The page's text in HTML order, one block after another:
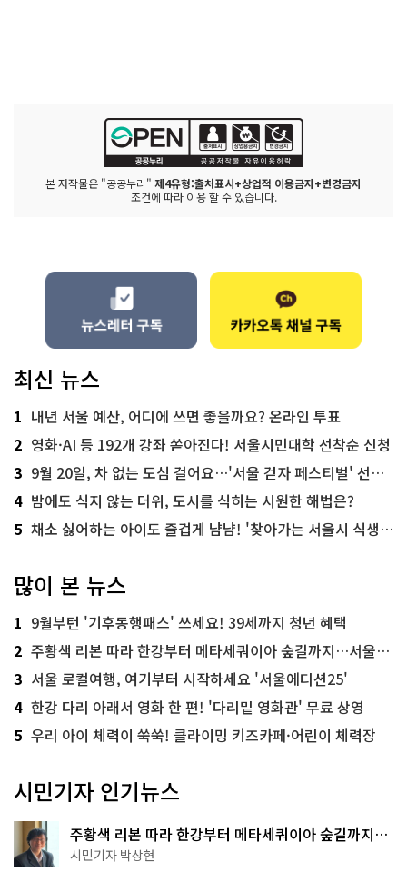
본 저작물은 "공공누리" 제4유형:출처표시+상업적 이용금지+변경금지
조건에 따라 이용 할 수 있습니다.
최신 뉴스
1 내년 서울 예산, 어디에 쓰면 좋을까요? 온라인 투표
2 영화·AI 등 192개 강좌 쏟아진다! 서울시민대학 선착순 신청
3 9월 20일, 차 없는 도심 걸어요…'서울 걷자 페스티벌' 선착순 5천명
4 밤에도 식지 않는 더위, 도시를 식히는 시원한 해법은?
5 채소 싫어하는 아이도 즐겁게 냠냠! '찾아가는 서울시 식생활 교육' 현장
많이 본 뉴스
1 9월부턴 '기후동행패스' 쓰세요! 39세까지 청년 혜택
2 주황색 리본 따라 한강부터 메타세쿼이아 숲길까지…서울둘레길 15코스
3 서울 로컬여행, 여기부터 시작하세요 '서울에디션25'
4 한강 다리 아래서 영화 한 편! '다리밑 영화관' 무료 상영
5 우리 아이 체력이 쑥쑥! 클라이밍 키즈카페·어린이 체력장
시민기자 인기뉴스
주황색 리본 따라 한강부터 메타세쿼이아 숲길까지…
서울둘레길 15코스
시민기자 박상현